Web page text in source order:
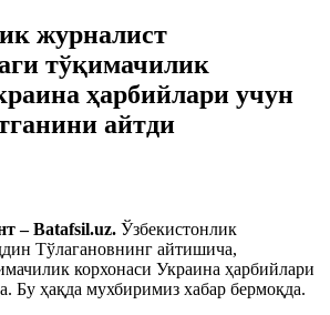
журналист
тўқимачилик
ҳарбийлари учун
айтди
– Batafsil.uz. Ўзбекистонлик
Тўлагановнинг айтишича,
корхонаси Украина ҳарбийлари
Бу ҳақда мухбиримиз хабар бермоқда.